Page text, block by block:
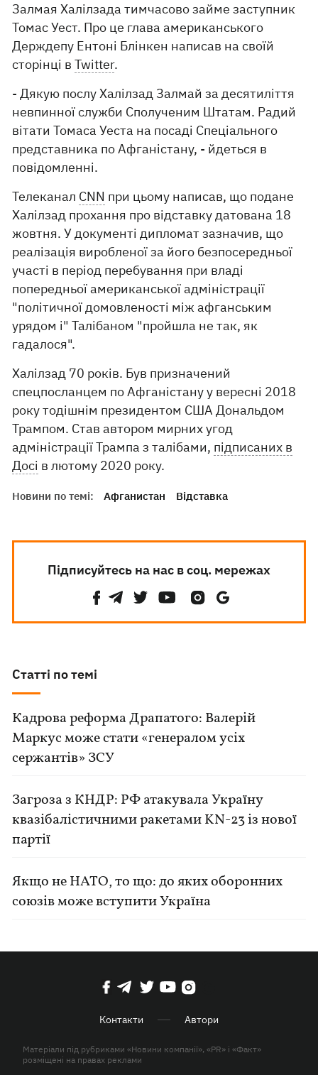
Залмая Халілзада тимчасово займе заступник
Томас Уест. Про це глава американського
Держдепу Ентоні Блінкен написав на своїй
сторінці вTwitter.
- Дякую послу Халілзад Залмай за десятиліття
невпинної служби Сполученим Штатам. Радий
вітати Томаса Уеста на посаді Спеціального
представника по Афганістану, - йдеться в
повідомленні.
Телеканал CNN при цьому написав, що подане
Халілзад прохання про відставку датована 18
жовтня. У документі дипломат зазначив, що
реалізація виробленої за його безпосередньої
участі в період перебування при владі
попередньої американської адміністрації
"політичної домовленості між афганським
урядом і" Талібаном "пройшла не так, як
гадалося".
Халілзад 70 років. Був призначений
спецпосланцем по Афганістану у вересні 2018
року тодішнім президентом США Дональдом
Трампом. Став автором мирних угод
адміністрації Трампа з талібами, підписаних в
Досі в лютому 2020 року.
Новини по темі: Афганистан Відставка
Підписуйтесь на нас в соц. мережах
Статті по темі
Кадрова реформа Драпатого: Валерій
Маркус може стати «генералом усіх
сержантів» ЗСУ
Загроза з КНДР: РФ атакувала Україну
квазібалістичними ракетами KN-23 із нової
партії
Якщо не НАТО, то що: до яких оборонних
союзів може вступити Україна
Контакти Автори
Матеріали під рубриками «Новини компанії», «PR» і «Факт»
розміщені на правах реклами